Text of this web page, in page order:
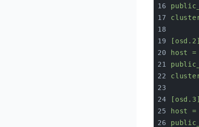
[osd.2]
host
=
[osd.3]
host
=